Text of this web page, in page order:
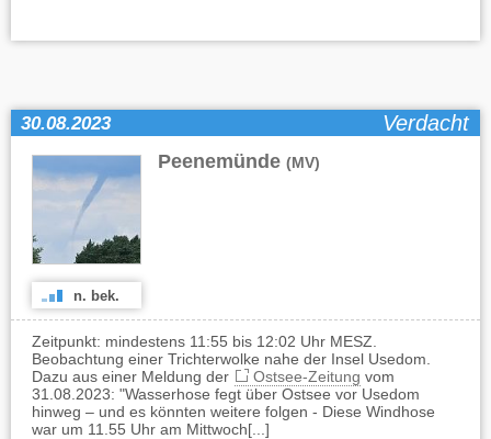
30.08.2023 Verdacht
Peenemünde (MV)
n. bek.
Zeitpunkt: mindestens 11:55 bis 12:02 Uhr MESZ.
Beobachtung einer Trichterwolke nahe der Insel Usedom.
Dazu aus einer Meldung der
Ostsee-Zeitung vom
31.08.2023: "Wasserhose fegt über Ostsee vor Usedom
hinweg – und es könnten weitere folgen - Diese Windhose
war um 11.55 Uhr am Mittwoch[...]